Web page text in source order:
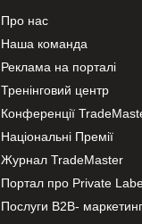
Про нас
Наша команда
Реклама на порталі
Тренінговий центр
Конференції
Національні Премії
Журнал TradeMaster
Портал про Private
Послуги В2В-